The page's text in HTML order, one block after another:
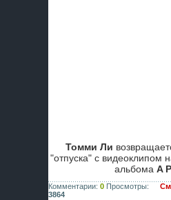
Томми Ли
"отпуска" с видеоклипом
альбома A
Комментарии: 0 Просмотры:
3864